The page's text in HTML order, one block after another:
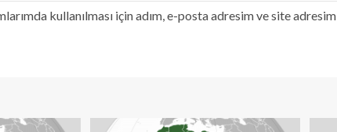
kullanılması için adım, e-posta adresim ve site